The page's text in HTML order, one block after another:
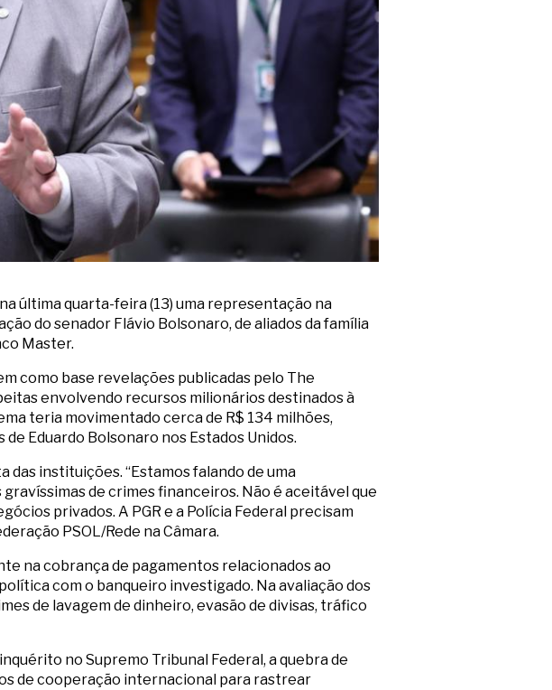
última quarta-feira (13) uma representação na
do senador Flávio Bolsonaro, de aliados da família
Master.
como base revelações publicadas pelo The
envolvendo recursos milionários destinados à
teria movimentado cerca de R$ 134 milhões,
Eduardo Bolsonaro nos Estados Unidos.
instituições. “Estamos falando de uma
de crimes financeiros. Não é aceitável que
privados. A PGR e a Polícia Federal precisam
PSOL/Rede na Câmara.
na cobrança de pagamentos relacionados ao
com o banqueiro investigado. Na avaliação dos
de lavagem de dinheiro, evasão de divisas, tráfico
no Supremo Tribunal Federal, a quebra de
de cooperação internacional para rastrear